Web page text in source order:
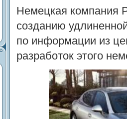
Немецкая компания
созданию
по информации из
разработок этого